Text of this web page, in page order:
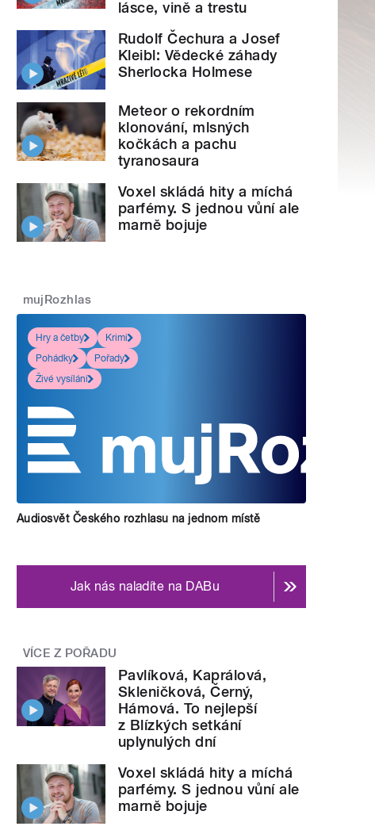
lásce, vině a trestu
Rudolf Čechura a Josef
Kleibl: Vědecké záhady
Sherlocka Holmese
Meteor o rekordním
klonování, mlsných
kočkách a pachu
tyranosaura
Voxel skládá hity a míchá
parfémy. S jednou vůní ale
marně bojuje
mujRozhlas
Hry a četby
Krimi
Pohádky
Pořady
Živé vysílání
Audiosvět Českého rozhlasu na jednom místě
Jak nás naladíte na DABu
VÍCE Z POŘADU
Pavlíková, Kaprálová,
Skleničková, Černý,
Hámová. To nejlepší
z Blízkých setkání
uplynulých dní
Voxel skládá hity a míchá
parfémy. S jednou vůní ale
marně bojuje